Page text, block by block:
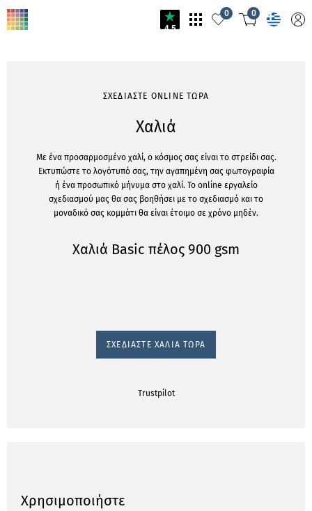
4.5
0 0
ΣΧΕΔΙΑΣΤΕ ONLINE ΤΩΡΑ
Χαλιά
Με ένα προσαρμοσμένο χαλί, ο κόσμος σας είναι το στρείδι σας.
Εκτυπώστε το λογότυπό σας, την αγαπημένη σας φωτογραφία
ή ένα προσωπικό μήνυμα στο χαλί. Το online εργαλείο
σχεδιασμού μας θα σας βοηθήσει με το σχεδιασμό και το
μοναδικό σας κομμάτι θα είναι έτοιμο σε χρόνο μηδέν.
Χαλιά Basic πέλος 900 gsm
ΣΧΕΔΙΆΣΤΕ ΧΑΛΙΆ ΤΏΡΑ
Trustpilot
Χρησιμοποιήστε